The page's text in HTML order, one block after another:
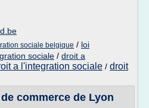
sociale belgique / loi
sociale / droit a
a l'integration sociale / droit
commerce de Lyon